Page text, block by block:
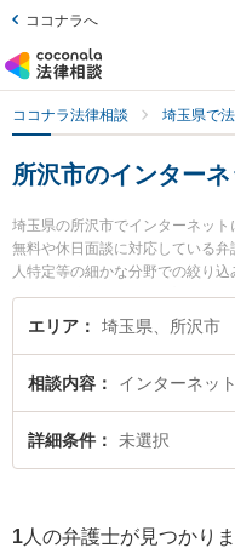
ココナラへ
ココナラ法律相談 埼玉県で
所沢市のインター
埼玉県の所沢市でインターネッ
無料や休日面談に対応している
人特定等の細かな分野での絞り
所の鶴羽 良弘弁護士のプロフィ
います。『所沢市で土日や夜間
市内の弁護士に相談予約したい
エリア 埼玉県、所沢市
相談内容 インターネット
詳細条件 未選択
1 人の弁護士が見つかり